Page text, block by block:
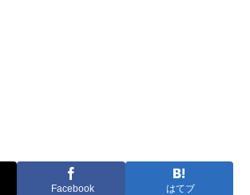
Facebook はてブ